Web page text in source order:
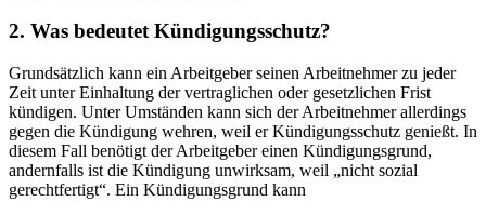
2. Was bedeutet Kündigungsschutz?
Grundsätzlich kann ein Arbeitgeber seinen Arbeitnehmer zu jeder
Zeit unter Einhaltung der vertraglichen oder gesetzlichen Frist
kündigen. Unter Umständen kann sich der Arbeitnehmer allerdings
gegen die Kündigung wehren, weil er Kündigungsschutz genießt. In
diesem Fall benötigt der Arbeitgeber einen Kündigungsgrund,
andernfalls ist die Kündigung unwirksam, weil „nicht sozial
gerechtfertigt“. Ein Kündigungsgrund kann